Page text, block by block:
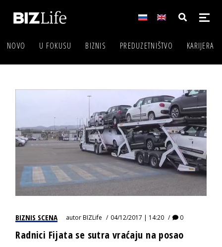
NOVO U FOKUSU BIZNIS PREDUZETNIŠTVO KARIJERA
BIZNIS SCENA autorBIZLife 04/12/2017 | 14:20 0
Radnici Fijata se sutra vraćaju na posao